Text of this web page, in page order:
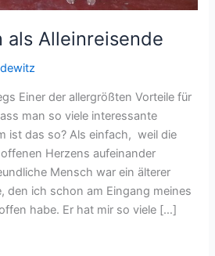
als Alleinreisende
Einer der allergrößten Vorteile für
man so viele interessante
ist das so? Als einfach, weil die
Herzens aufeinander
Mensch war ein älterer
den ich schon am Eingang meines
habe. Er hat mir so viele […]